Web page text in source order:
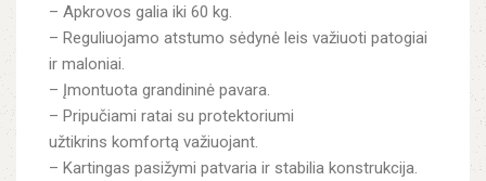
– Apkrovos galia iki 60 kg.
– Reguliuojamo atstumo sėdynė leis važiuoti patogiai
ir maloniai.
– Įmontuota grandininė pavara.
– Pripučiami ratai su protektoriumi
užtikrins komfortą važiuojant.
– Kartingas pasižymi patvaria ir stabilia konstrukcija.